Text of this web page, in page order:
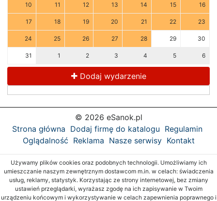
10 11 12 13 14 15 16
17 18 19 20 21 22 23
24 25 26 27 28 29 30
31 1 2 3 4 5 6
Dodaj wydarzenie
© 2026 eSanok.pl
Strona główna Dodaj firmę do katalogu Regulamin
Oglądalność Reklama Nasze serwisy Kontakt
Używamy plików cookies oraz podobnych technologii. Umożliwiamy ich
umieszczanie naszym zewnętrznym dostawcom m.in. w celach: świadczenia
usług, reklamy, statystyk. Korzystając ze strony internetowej, bez zmiany
ustawień przeglądarki, wyrażasz zgodę na ich zapisywanie w Twoim
urządzeniu końcowym i wykorzystywanie w celach zapewnienia poprawnego i